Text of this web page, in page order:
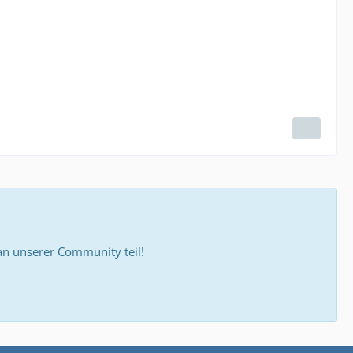
unserer Community teil!